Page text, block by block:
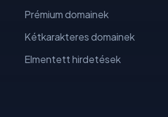
Prémium domainek
Kétkarakteres domainek
Elmentett hirdetések